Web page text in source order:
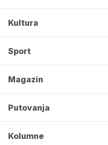
Kultura
Sport
Magazin
Putovanja
Kolumne
OSTALI SPORTOVI
Adriana
Srpska bacačica